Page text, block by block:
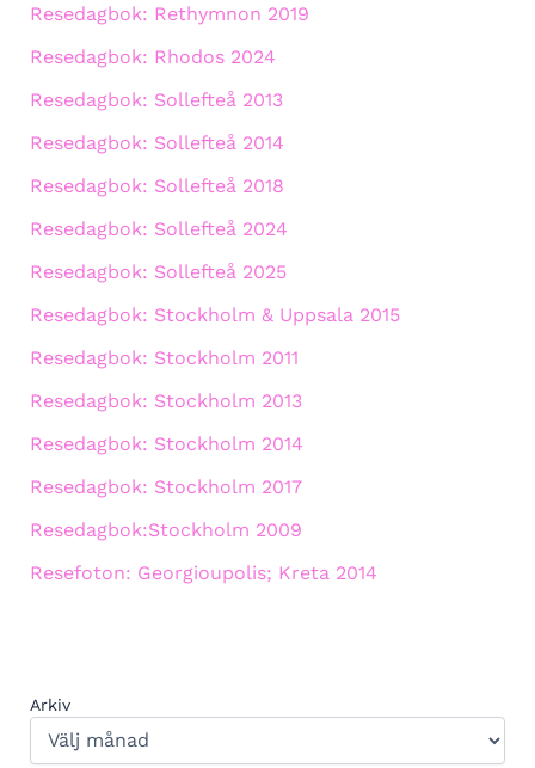
Resedagbok: Rethymnon 2019
Resedagbok: Rhodos 2024
Resedagbok: Sollefteå 2013
Resedagbok: Sollefteå 2014
Resedagbok: Sollefteå 2018
Resedagbok: Sollefteå 2024
Resedagbok: Sollefteå 2025
Resedagbok: Stockholm & Uppsala 2015
Resedagbok: Stockholm 2011
Resedagbok: Stockholm 2013
Resedagbok: Stockholm 2014
Resedagbok: Stockholm 2017
Resedagbok:Stockholm 2009
Resefoton: Georgioupolis; Kreta 2014
Arkiv